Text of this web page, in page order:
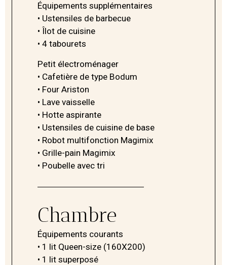
Équipements supplémentaires
• Ustensiles de barbecue
• Îlot de cuisine
• 4 tabourets
Petit électroménager
• Cafetière de type Bodum
• Four Ariston
• Lave vaisselle
• Hotte aspirante
• Ustensiles de cuisine de base
• Robot multifonction Magimix
• Grille-pain Magimix
• Poubelle avec tri
Chambre
Équipements courants
• 1 lit Queen-size (160X200)
• 1 lit superposé